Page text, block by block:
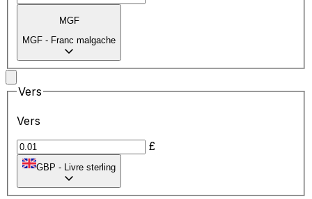
MGF
MGF - Franc malgache
Vers
Vers
£
GBP - Livre sterling